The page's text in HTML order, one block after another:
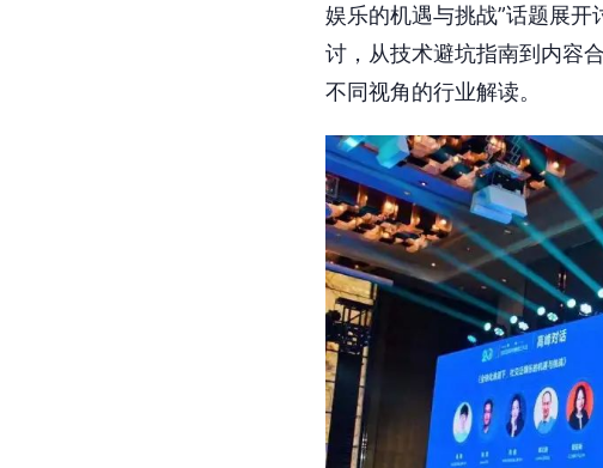
娱乐的机遇与挑战”话题展
讨，从技术避坑指南到内容
不同视角的行业解读。